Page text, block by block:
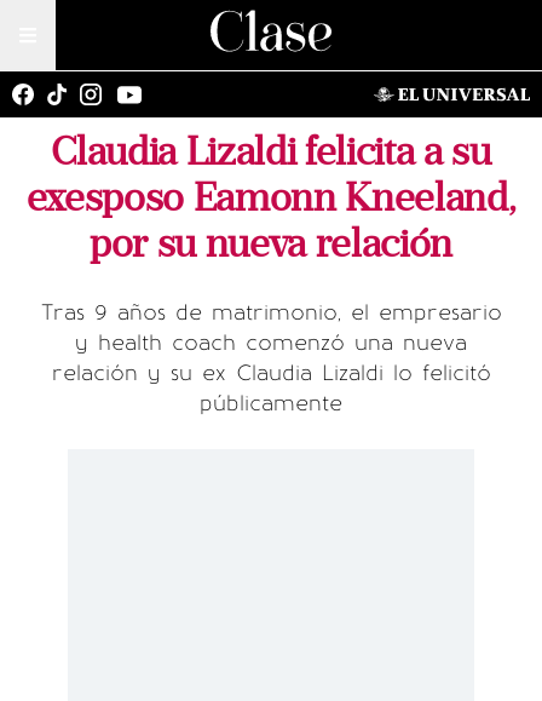
Claudia Lizaldi felicita a su
exesposo Eamonn Kneeland,
por su nueva relación
Tras 9 años de matrimonio, el empresario
y health coach comenzó una nueva
relación y su ex Claudia Lizaldi lo felicitó
públicamente